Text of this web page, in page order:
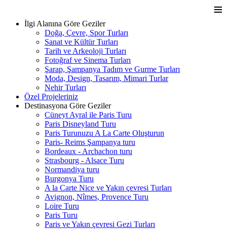
≡
İlgi Alanına Göre Geziler
Doğa, Çevre, Spor Turları
Sanat ve Kültür Turları
Tarih ve Arkeoloji Turları
Fotoğraf ve Sinema Turları
Şarap, Şampanya Tadım ve Gurme Turları
Moda, Design, Tasarım, Mimari Turlar
Nehir Turları
Özel Projeleriniz
Destinasyona Göre Geziler
Cüneyt Ayral ile Paris Turu
Paris Disneyland Turu
Paris Turunuzu A La Carte Oluşturun
Paris- Reims Şampanya turu
Bordeaux - Archachon turu
Strasbourg - Alsace Turu
Normandiya turu
Burgonya Turu
A la Carte Nice ve Yakın çevresi Turları
Avignon, Nîmes, Provence Turu
Loire Turu
Paris Turu
Paris ve Yakın çevresi Gezi Turları